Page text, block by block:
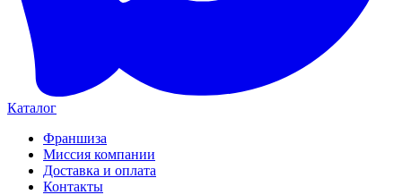
Каталог
Франшиза
Миссия компании
Доставка и оплата
Контакты